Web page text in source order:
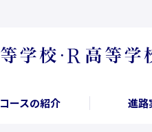
コースの紹介 進路